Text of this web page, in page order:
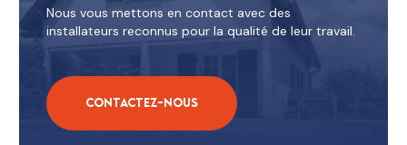
Nous vous mettons en contact avec des
installateurs reconnus pour la qualité de leur travail.
Contactez-nous